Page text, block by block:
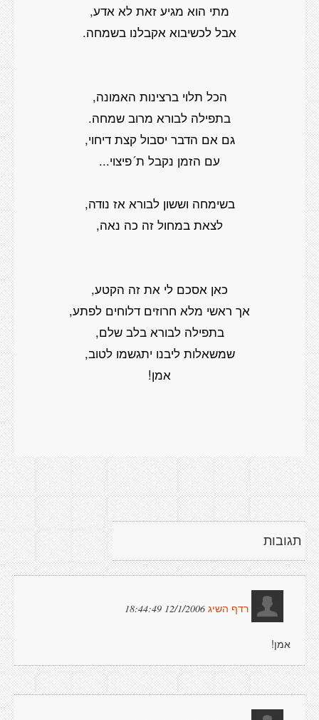
מתי הוא מגיע זאת לא אדע,
אבל לכשיבוא אקבלנו בשמחה.
הכל תלוי ברצינות האמונה,
בתפילה לבורא מרוב שמחה.
גם אם הדבר יסבול קצת דיחוי,
עם הזמן נקבל ת´פיצוי...
בשימחה וששון לבורא אז נודה,
לצאת במחול זה כה נאה,
כאן אסכם לי את זה הקטע,
אך ראשי מלא חרוזים דלוחים לפתע,
בתפילה לבורא בלב שלם,
שמשאלות ליבנו יתגשמו לטוב,
אמן!
תגובות
רדף השיג 12/1/2006 18:44:49
אמן!